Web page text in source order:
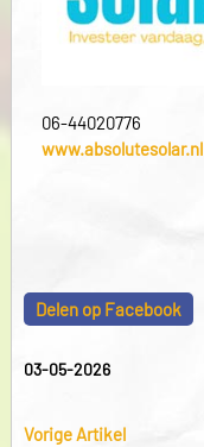
06-44020776
www.absolutesolar.nl
Delen op Facebook
03-05-2026
Vorige Artikel